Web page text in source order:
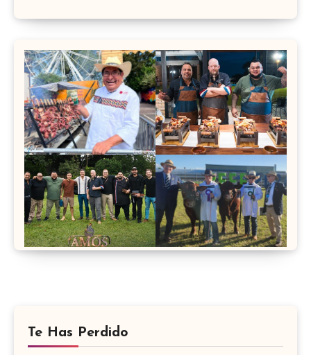
Te Has Perdido